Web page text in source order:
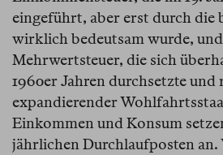
eingeführt, aber erst durch die
wirklich bedeutsam wurde,
Mehrwertsteuer, die sich
1960er Jahren durchsetzte und
expandierender
Einkommen und Konsum
jährlichen Durchlaufposten an.